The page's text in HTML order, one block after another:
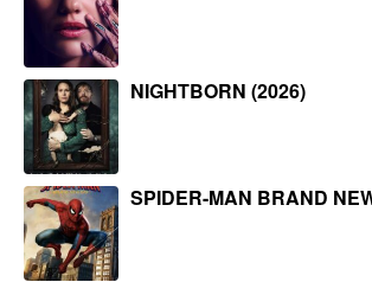
NIGHTBORN (2026)
SPIDER-MAN BRAND